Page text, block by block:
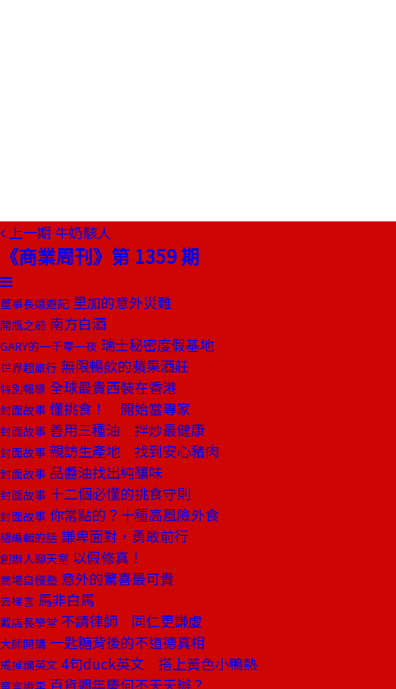
上一期 牛奶駭人
《商業周刊》第 1359 期
董事長嬉遊記 里加的意外災難
開瓶之前 南方白酒
GARY的一千零一夜 瑞士秘密度假基地
世界超旅行 無限暢飲的蘋果酒莊
特別報導 全球最貴西裝在香港
封面故事 懂挑食！ 開始當專家
封面故事 善用三種油 拌炒最健康
封面故事 親訪生產地 找到安心豬肉
封面故事 品醬油找出純釀味
封面故事 十二個必懂的挑食守則
封面故事 你常點的？十種高風險外食
總編輯的話 謙卑面對，勇敢前行
創辦人聊天室 以假修真！
商場自慢塾 意外的驚喜最可貴
去梯言 馬非白馬
戴店長學堂 不請律師 同仁更謙虛
大師開講 一匙糖背後的不道德真相
戒掉爛英文 4句duck英文 搭上黃色小鴨熱
百貨週年慶何不天天辦？